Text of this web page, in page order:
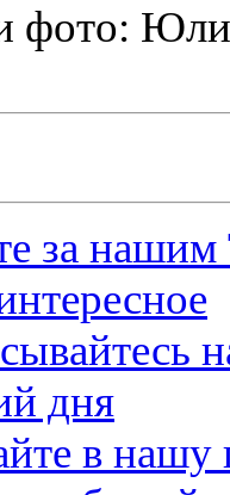
фото:
за нашим
дня
в нашу